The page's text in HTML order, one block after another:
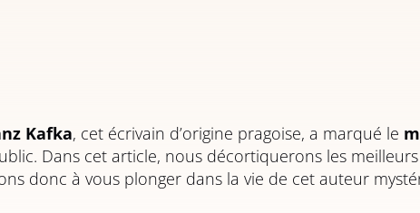
Kafka, cet écrivain d’origine pragoise, a marqué le
Dans cet article, nous décortiquerons les
donc à vous plonger dans la vie de cet auteur